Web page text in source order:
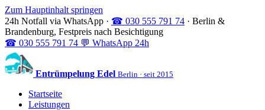
Zum Hauptinhalt springen
24h Notfall via WhatsApp · ☎ 030 555 791 74 · Berlin &
Brandenburg, Festpreis nach Besichtigung
☎ 030 555 791 74 💬 WhatsApp 24h
Entrümpelung Edel Berlin · seit 2015
Startseite
Leistungen